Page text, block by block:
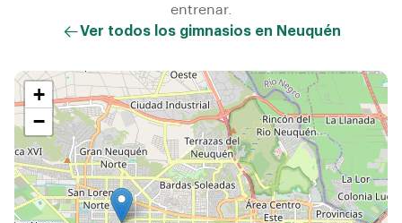
entrenar.
Ver todos los gimnasios en Neuquén
+
−